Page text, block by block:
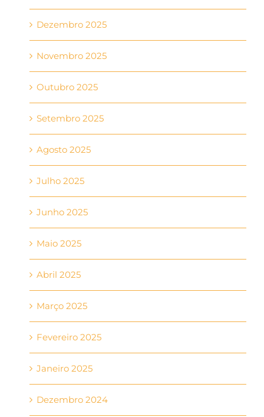
Dezembro 2025
Novembro 2025
Outubro 2025
Setembro 2025
Agosto 2025
Julho 2025
Junho 2025
Maio 2025
Abril 2025
Março 2025
Fevereiro 2025
Janeiro 2025
Dezembro 2024